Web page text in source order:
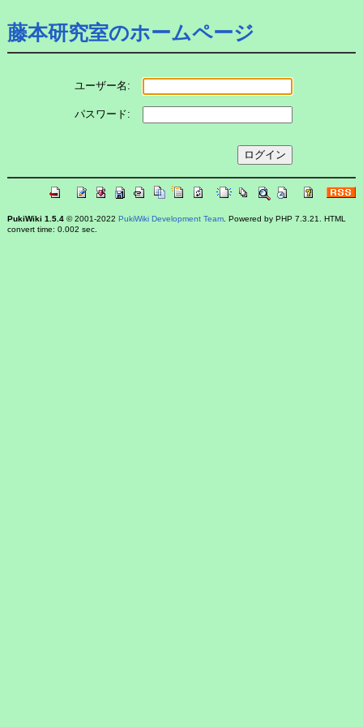
藤本研究室のホームページ
ユーザー名:
パスワード:
PukiWiki 1.5.4© 2001-2022 PukiWiki Development Team. Powered by PHP 7.3.21. HTML
convert time: 0.002 sec.